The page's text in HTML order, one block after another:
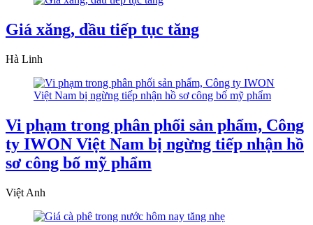
Giá xăng, dầu tiếp tục tăng
Hà Linh
Vi phạm trong phân phối sản phẩm, Công
ty IWON Việt Nam bị ngừng tiếp nhận hồ
sơ công bố mỹ phẩm
Việt Anh